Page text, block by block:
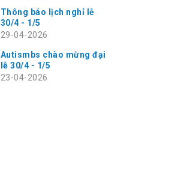
trẻ
Thông báo lịch nghỉ lễ
30/4 - 1/5
29-04-2026
Autismbs chào mừng đại
lễ 30/4 - 1/5
23-04-2026